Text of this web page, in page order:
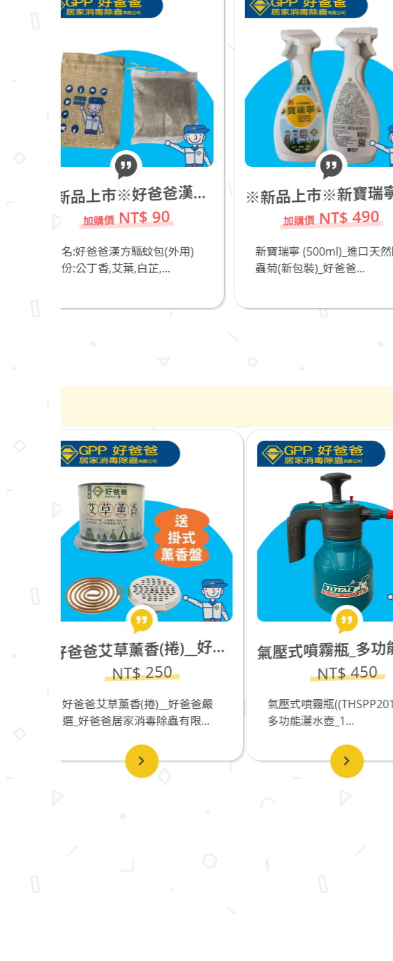
※新品上市※新寶瑞寧 (500ml)_進口天然除蟲菊(新包裝)_若有飼養貓咪不推薦
NT$ 490
新寶瑞寧 (500ml)_進口天然除
蟲菊(新包裝)_好爸爸...
奧除驅蟻劑_凝膠
爸爸居家消毒除蟲
氣 壓式噴霧瓶_多功能灑水壺_1.5L
NT$ 450
氣壓式噴霧瓶((THSPP201502)_
多功能灑水壺_1...
NT$
超音波驅鼠蟲器(
JWP-307_好爸爸